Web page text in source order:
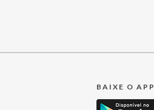
BAIXE O APP